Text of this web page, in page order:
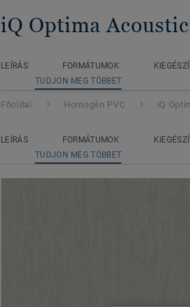
iQ Optima Acoustic
LEÍRÁS FORMÁTUMOK
TUDJON MEG TÖBBET
Főoldal Homogén PVC iQ
LEÍRÁS FORMÁTUMOK
TUDJON MEG TÖBBET